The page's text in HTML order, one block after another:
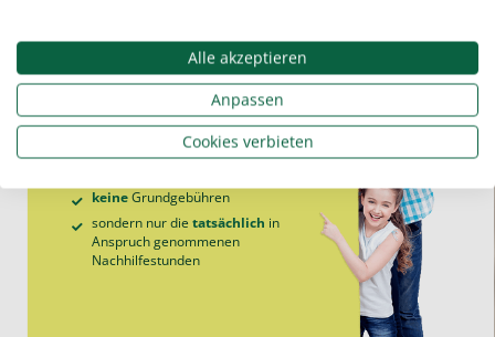
Sie zahlen beim Studentenring…
Aufnahme­gebühren
keineGrund­gebühren
sondern nur die tatsächlich in
Anspruch genommenen
Nachhilfe­stunden
Alle akzeptieren
Anpassen
Cookies verbieten